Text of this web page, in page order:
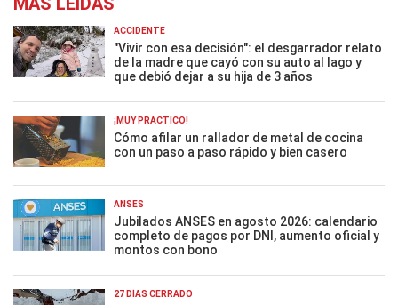
ACCIDENTE
"Vivir con esa decisión": el desgarrador relato
de la madre que cayó con su auto al lago y
que debió dejar a su hija de 3 años
¡MUY PRÁCTICO!
Cómo afilar un rallador de metal de cocina
con un paso a paso rápido y bien casero
ANSES
Jubilados ANSES en agosto 2026: calendario
completo de pagos por DNI, aumento oficial y
montos con bono
27 DÍAS CERRADO